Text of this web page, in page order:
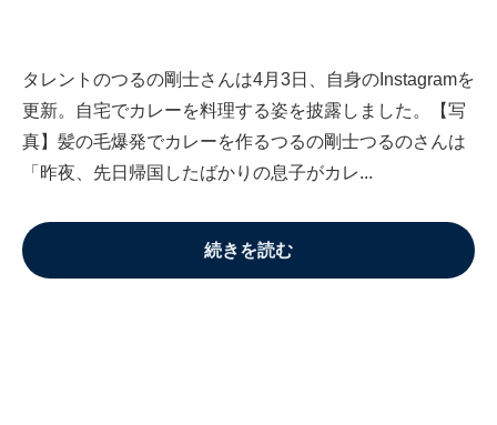
タレントのつるの剛士さんは4月3日、自身のInstagramを
更新。自宅でカレーを料理する姿を披露しました。【写
真】髪の毛爆発でカレーを作るつるの剛士つるのさんは
「昨夜、先日帰国したばかりの息子がカレ...
続きを読む